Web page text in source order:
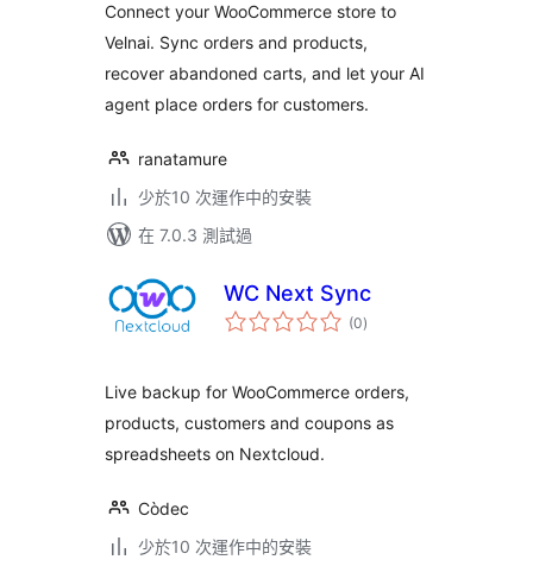
Connect your WooCommerce store to
Velnai. Sync orders and products,
recover abandoned carts, and let your AI
agent place orders for customers.
ranatamure
少於10 次運作中的安裝
在 7.0.3 測試過
WC Next Sync
(0總
評)
Live backup for WooCommerce orders,
products, customers and coupons as
spreadsheets on Nextcloud.
Còdec
少於10 次運作中的安裝